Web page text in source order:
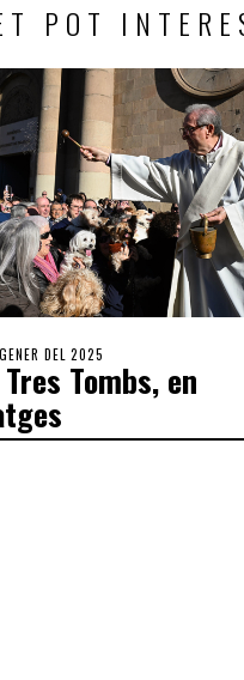
POT
DEL 2025
Tombs, en